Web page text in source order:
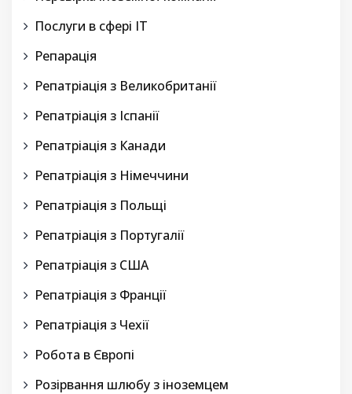
Послуги в сфері IT
Репарація
Репатріація з Великобританії
Репатріація з Іспанії
Репатріація з Канади
Репатріація з Німеччини
Репатріація з Польщі
Репатріація з Португалії
Репатріація з США
Репатріація з Франції
Репатріація з Чехії
Робота в Європі
Розірвання шлюбу з іноземцем